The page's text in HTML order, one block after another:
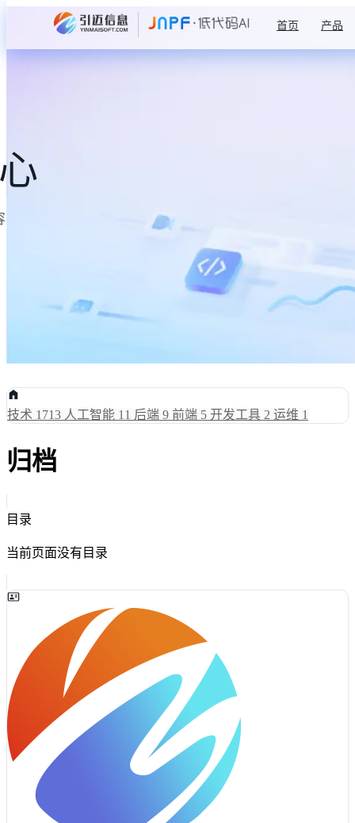
首页 产品
技术 1713 人工智能 11 后端 9 前端 5 开发工具 2 运维 1
归档
目录
当前页面没有目录